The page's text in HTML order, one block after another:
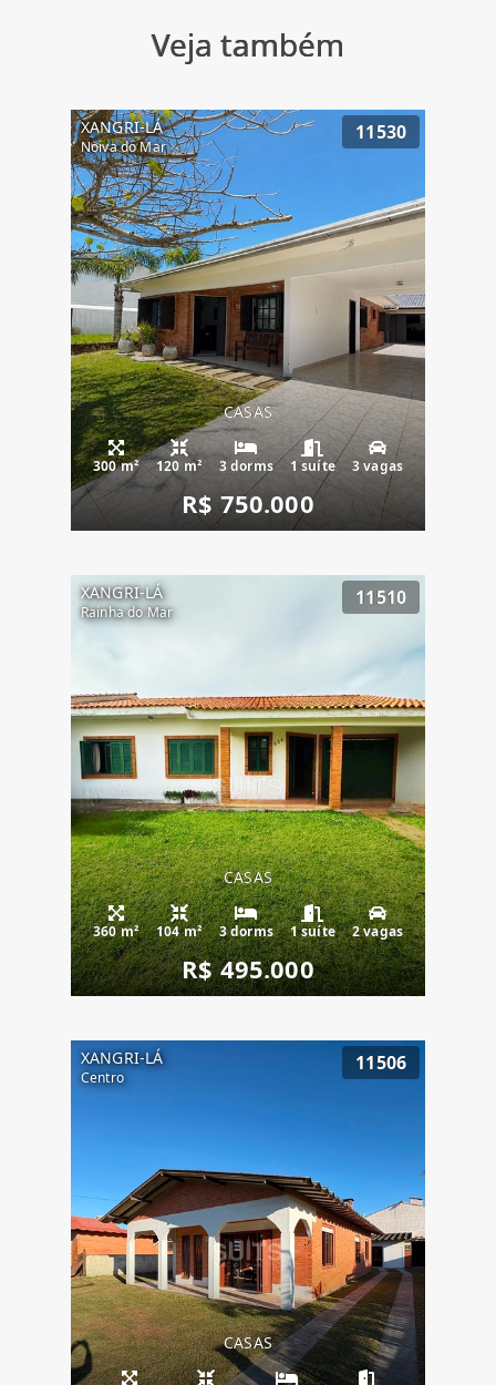
Veja também
XANGRI-LÁ
Noiva do Mar
11530
CASAS
300 m² 120 m² 3 dorms 1 suíte 3 vagas
R$ 750.000
XANGRI-LÁ
Rainha do Mar
11510
CASAS
360 m² 104 m² 3 dorms 1 suíte 2 vagas
R$ 495.000
XANGRI-LÁ
Centro
11506
CASAS